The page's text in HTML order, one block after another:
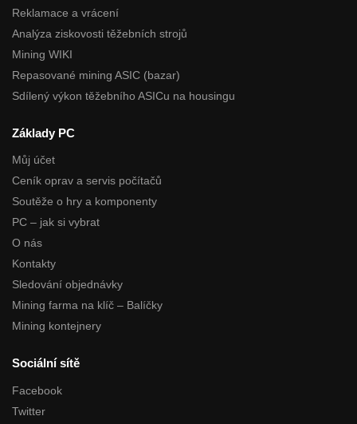
Reklamace a vrácení
Analýza ziskovosti těžebních strojů
Mining WIKI
Repasované mining ASIC (bazar)
Sdílený výkon těžebního ASICu na housingu
Základy PC
Můj účet
Ceník oprav a servis počítačů
Soutěže o hry a komponenty
PC – jak si vybrat
O nás
Kontakty
Sledování objednávky
Mining farma na klíč – Balíčky
Mining kontejnery
Sociální sítě
Facebook
Twitter